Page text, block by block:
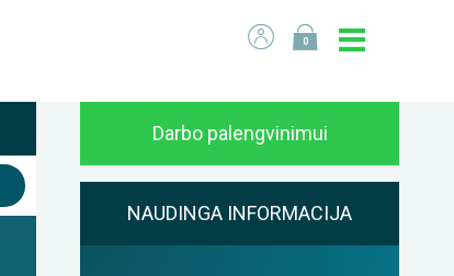
0
Darbo palengvinimui
NAUDINGA INFORMACIJA